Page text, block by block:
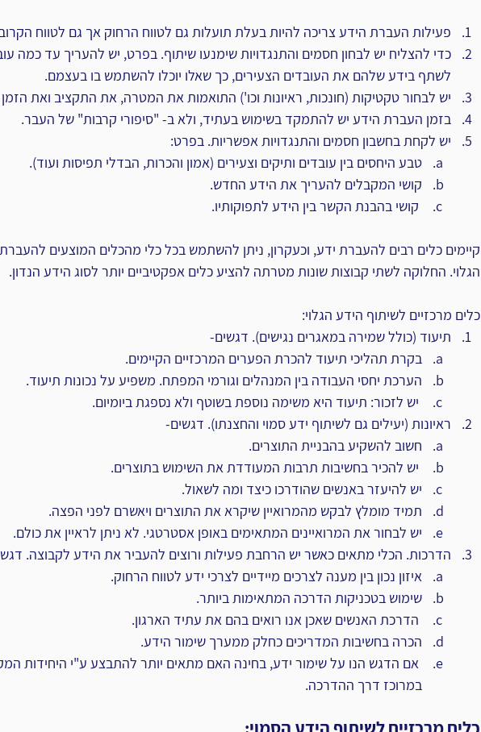
פעילות העברת הידע צריכה להיות בעלת תועלות גם לטווח הרחוק אך גם לטווח
כדי להצליח יש לבחון חסמים והתנגדויות שימנעו שיתוף. בפרט, יש להעריך עד כמה
לשתף בידע שלהם את העובדים הצעירים, כך שאלו יוכלו להשתמש בו בעצמם.‏
יש לבחור טקטיקות (חונכות, ראיונות וכו') התואמות את המטרה, את התקציב ואת הזמן
בזמן העברת הידע יש להתמקד בשימוש בעתיד, ולא ב- "סיפורי קרבות" של העבר.‏
יש לקחת בחשבון חסמים והתנגדויות אפשריות. בפרט:‏
טבע היחסים בין עובדים ותיקים וצעירים (אמון והכרות, הבדלי תפיסות ועוד).‏
קושי המקבלים להעריך את הידע החדש.‏
קיימים כלים רבים להעברת ידע, וכעקרון, ניתן להשתמש בכל כלי מהכלים המוצעים
‏הגלוי. החלוקה לשתי קבוצות שונות מטרתה להציע כלים אפקטיביים יותר לסוג הידע הנדון.‏
כלים מרכזיים לשיתוף הידע הגלוי:‏
תיעוד (כולל שמירה במאגרים נגישים). דגשים-‏
בקרת תהליכי תיעוד להכרת הפערים המרכזיים הקיימים.‏
הערכת יחסי העבודה בין המנהלים וגורמי המפתח. משפיע על נכונות תיעוד.‏
ראיונות (יעילים גם לשיתוף ידע סמוי והחצנתו). דגשים-‏
חשוב להשקיע בהבניית התוצרים.‏
יש להיעזר באנשים שהודרכו כיצד ומה לשאול.‏
תמיד מומלץ לבקש מהמרואיין שיקרא את התוצרים ויאשרם לפני הפצה.‏
יש לבחור את המרואיינים המתאימים באופן אסטרטגי. לא ניתן לראיין את כולם.‏
הדרכות. הכלי מתאים כאשר יש הרחבת פעילות ורוצים להעביר את הידע לקבוצה.
איזון נכון בין מענה לצרכים מיידיים לצרכי ידע לטווח הרחוק.‏
שימוש בטכניקות הדרכה המתאימות ביותר.‏
הכרה בחשיבות המדריכים כחלק ממערך שימור הידע.‏
אם הדגש הנו על שימור ידע, בחינה האם מתאים יותר להתבצע ע"י היחידות
במרוכז דרך ההדרכה.‏